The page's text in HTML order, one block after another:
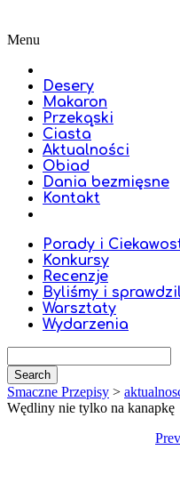
Menu
Desery
Makaron
Przekąski
Ciasta
Aktualności
Obiad
Dania bezmięsne
Kontakt
Porady i
Konkursy
Recenzje
Byliśmy i
Warsztaty
Wydarzenia
Smaczne Przepisy >
Wędliny nie tylko na kanapkę